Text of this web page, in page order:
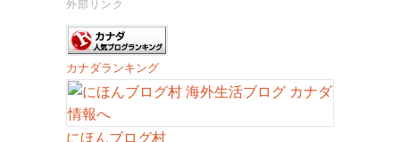
外部リンク
カナダランキング
にほんブログ村